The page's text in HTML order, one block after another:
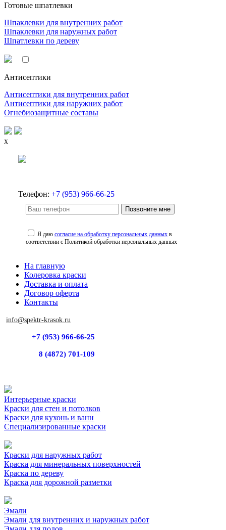
Готовые шпатлевки
Шпаклевки для внутренних работ
Шпаклевки для наружных работ
Шпатлевки по дереву
Антисептики
Антисептики для внутренних работ
Антисептики для наружних работ
Огнебиозащитные составы
x
Телефон: +7 (953) 966-66-25
Позвоните мне
Я даюсогласие на обработку персональных данных в
соответствии с Политикой обработки персональных данных
На главную
Колеровка краски
Доставка и оплата
Договор оферта
Контакты
info@spektr-krasok.ru
+7 (953) 966-66-25
8 (4872) 701-109
Интерьерные краски
Краски для стен и потолков
Краски для кухонь и ванн
Специализированные краски
Краски для наружных работ
Краска для минеральных поверхностей
Краска по дереву
Краска для дорожной разметки
Эмали
Эмали для внутренних и наружных работ